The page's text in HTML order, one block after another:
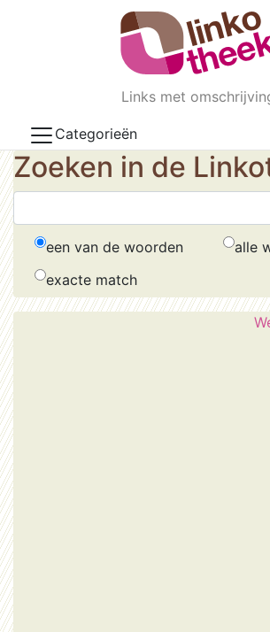
Skip to main content
Links met
Categorieën
Zoeken in de
een van de woorden
alle
exacte match